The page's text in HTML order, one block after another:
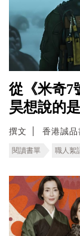
從《米奇7
昊想說的
撰文 香港誠品
閱讀書單 職人絮